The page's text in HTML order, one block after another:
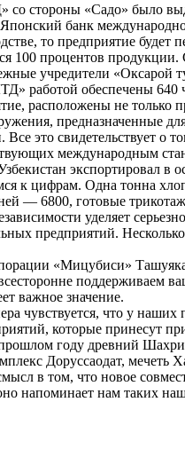
стороны «Садо» было
банк
то предприятие будет
100 процентов
учредители «Оксарой
работой обеспечены
расположены не
предназначенные
Все это свидетельствует
международным
экспортировал
к цифрам. Одна тонна
— 6800, готовые
уделяет
предприятий.
«Мицубиси»
поддерживаем
важное значение.
чувствуется, что у
которые принесут
году древний
Доруссаодат,
в том, что новое
напоминает нам таких